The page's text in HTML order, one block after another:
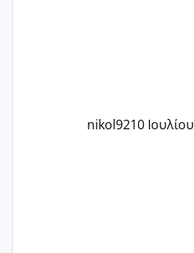
nikol9210 Ιουλίου